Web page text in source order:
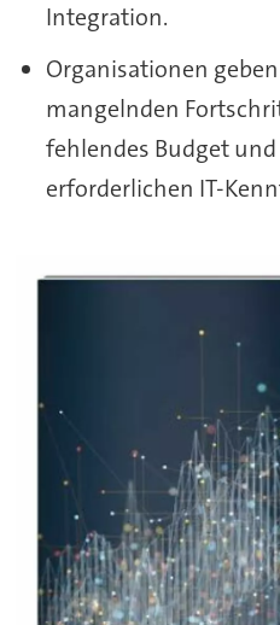
Integration.
Organisationen
mangelnden
fehlendes Budget
erforderlichen IT-